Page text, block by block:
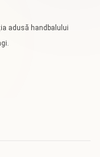
adusă handbalului